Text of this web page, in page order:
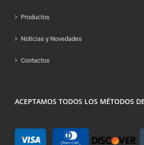
Productos
Noticias y Novedades
Contactos
ACEPTAMOS TODOS LOS MÉTODOS